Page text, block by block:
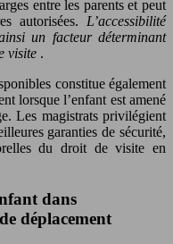
entre les parents et peut
autorisées. L’accessibilité
un facteur déterminant
visite .
constitue également
lorsque l’enfant est amené
Les magistrats privilégient
garanties de sécurité,
du droit de visite en
dans
déplacement